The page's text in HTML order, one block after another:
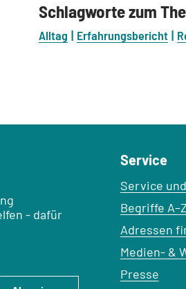
Schlagworte zum
Alltag Erfahrungsbericht
- dafür
Service
Service
Begriffe A–Z
Adressen
Medien- &
Presse